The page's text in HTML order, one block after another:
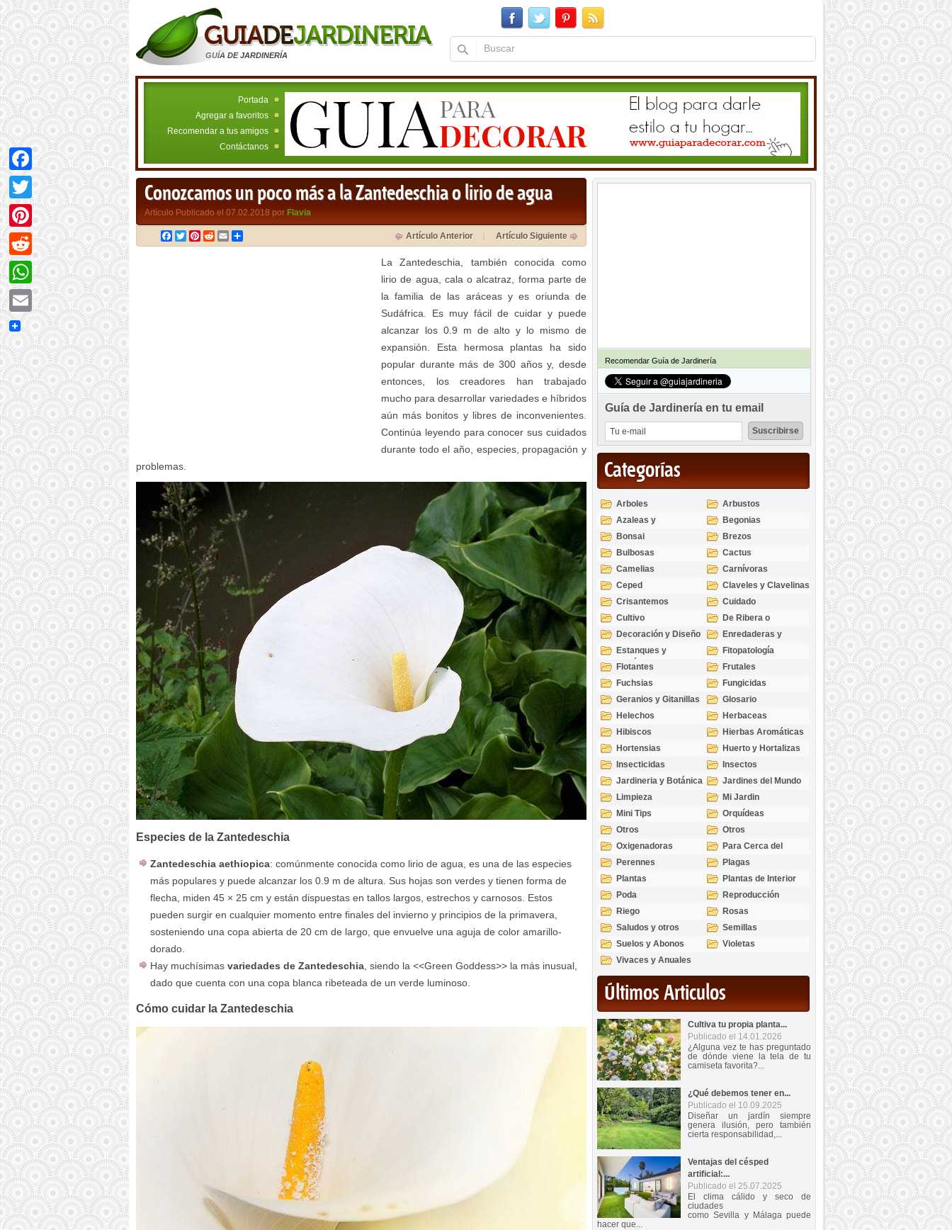
GUÍA DE JARDINERÍA
Portada
Agregar a favoritos
Recomendar a tus amigos
Contáctanos
Conozcamos un poco más a la Zantedeschia o lirio de agua
Artículo Publicado el 07.02.2018 por Flavia
Facebook
TwitterPinterest
RedditEmail Artículo Anterior Artículo Siguiente
La Zantedeschia, también conocida como
lirio de agua, cala o alcatraz, forma parte de
la familia de las aráceas y es oriunda de
Sudáfrica. Es muy fácil de cuidar y puede
alcanzar los 0.9 m de alto y lo mismo de
expansión. Esta hermosa plantas ha sido
popular durante más de 300 años y, desde
entonces, los creadores han trabajado
mucho para desarrollar variedades e híbridos
aún más bonitos y libres de inconvenientes.
Continúa leyendo para conocer sus cuidados
durante todo el año, especies, propagación y
problemas.
Especies de la Zantedeschia
Zantedeschia aethiopica: comúnmente conocida como lirio de agua, es una de las especies
más populares y puede alcanzar los 0.9 m de altura. Sus hojas son verdes y tienen forma de
flecha, miden 45 × 25 cm y están dispuestas en tallos largos, estrechos y carnosos. Estos
pueden surgir en cualquier momento entre finales del invierno y principios de la primavera,
sosteniendo una copa abierta de 20 cm de largo, que envuelve una aguja de color amarillo-
dorado.
Hay muchísimas variedades de Zantedeschia , siendo la <<Green Goddess>> la más inusual,
dado que cuenta con una copa blanca ribeteada de un verde luminoso.
Cómo cuidar la Zantedeschia
Recomendar Guía de Jardinería
Guía de Jardinería en tu email
Categorías
Arboles
Arbustos
Azaleas y
Rododendros
Begonias
Bonsai
Brezos
Bulbosas
Cactus
Camelias
Carnívoras
Ceped
Claveles y Clavelinas
Crisantemos
Cuidado
Cultivo
De Ribera o
Palustres
Decoración y Diseño
Enredaderas y
cubresuelos
Estanques y
Acuáticas
Fitopatología
Flotantes
Frutales
Fuchsias
Fungicidas
Geranios y Gitanillas
Glosario
Helechos
Herbaceas
Hibiscos
Hierbas Aromáticas
Hortensias
Huerto y Hortalizas
Insecticidas
Insectos
Jardineria y Botánica
Jardines del Mundo
Limpieza
Mi Jardin
Mini Tips
Orquídeas
Otros
Otros
Oxigenadoras
Para Cerca del
Estanque
Perennes
Plagas
Plantas
Plantas de Interior
Poda
Reproducción
Riego
Rosas
Saludos y otros
temas
Semillas
Suelos y Abonos
Violetas
Vivaces y Anuales
Últimos Articulos
Cultiva tu propia planta...
Publicado el 14.01.2026
¿Alguna vez te has preguntado
de dónde viene la tela de tu
camiseta favorita?...
¿Qué debemos tener en...
Publicado el 10.09.2025
Diseñar un jardín siempre
genera ilusión, pero también
cierta responsabilidad,...
Ventajas del césped
artificial:...
Publicado el 25.07.2025
El clima cálido y seco de
ciudades
como Sevilla y Málaga puede
hacer que...
Facebook
Twitter
Pinterest
Reddit
WhatsApp
Email